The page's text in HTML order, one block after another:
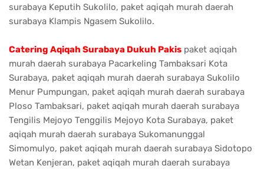
surabaya Keputih Sukolilo, paket aqiqah murah daerah
surabaya Klampis Ngasem Sukolilo.
Catering Aqiqah Surabaya Dukuh Pakis paket aqiqah
murah daerah surabaya Pacarkeling Tambaksari Kota
Surabaya, paket aqiqah murah daerah surabaya Sukolilo
Menur Pumpungan, paket aqiqah murah daerah surabaya
Ploso Tambaksari, paket aqiqah murah daerah surabaya
Tengilis Mejoyo Tenggilis Mejoyo Kota Surabaya, paket
aqiqah murah daerah surabaya Sukomanunggal
Simomulyo, paket aqiqah murah daerah surabaya Sidotopo
Wetan Kenjeran, paket aqiqah murah daerah surabaya